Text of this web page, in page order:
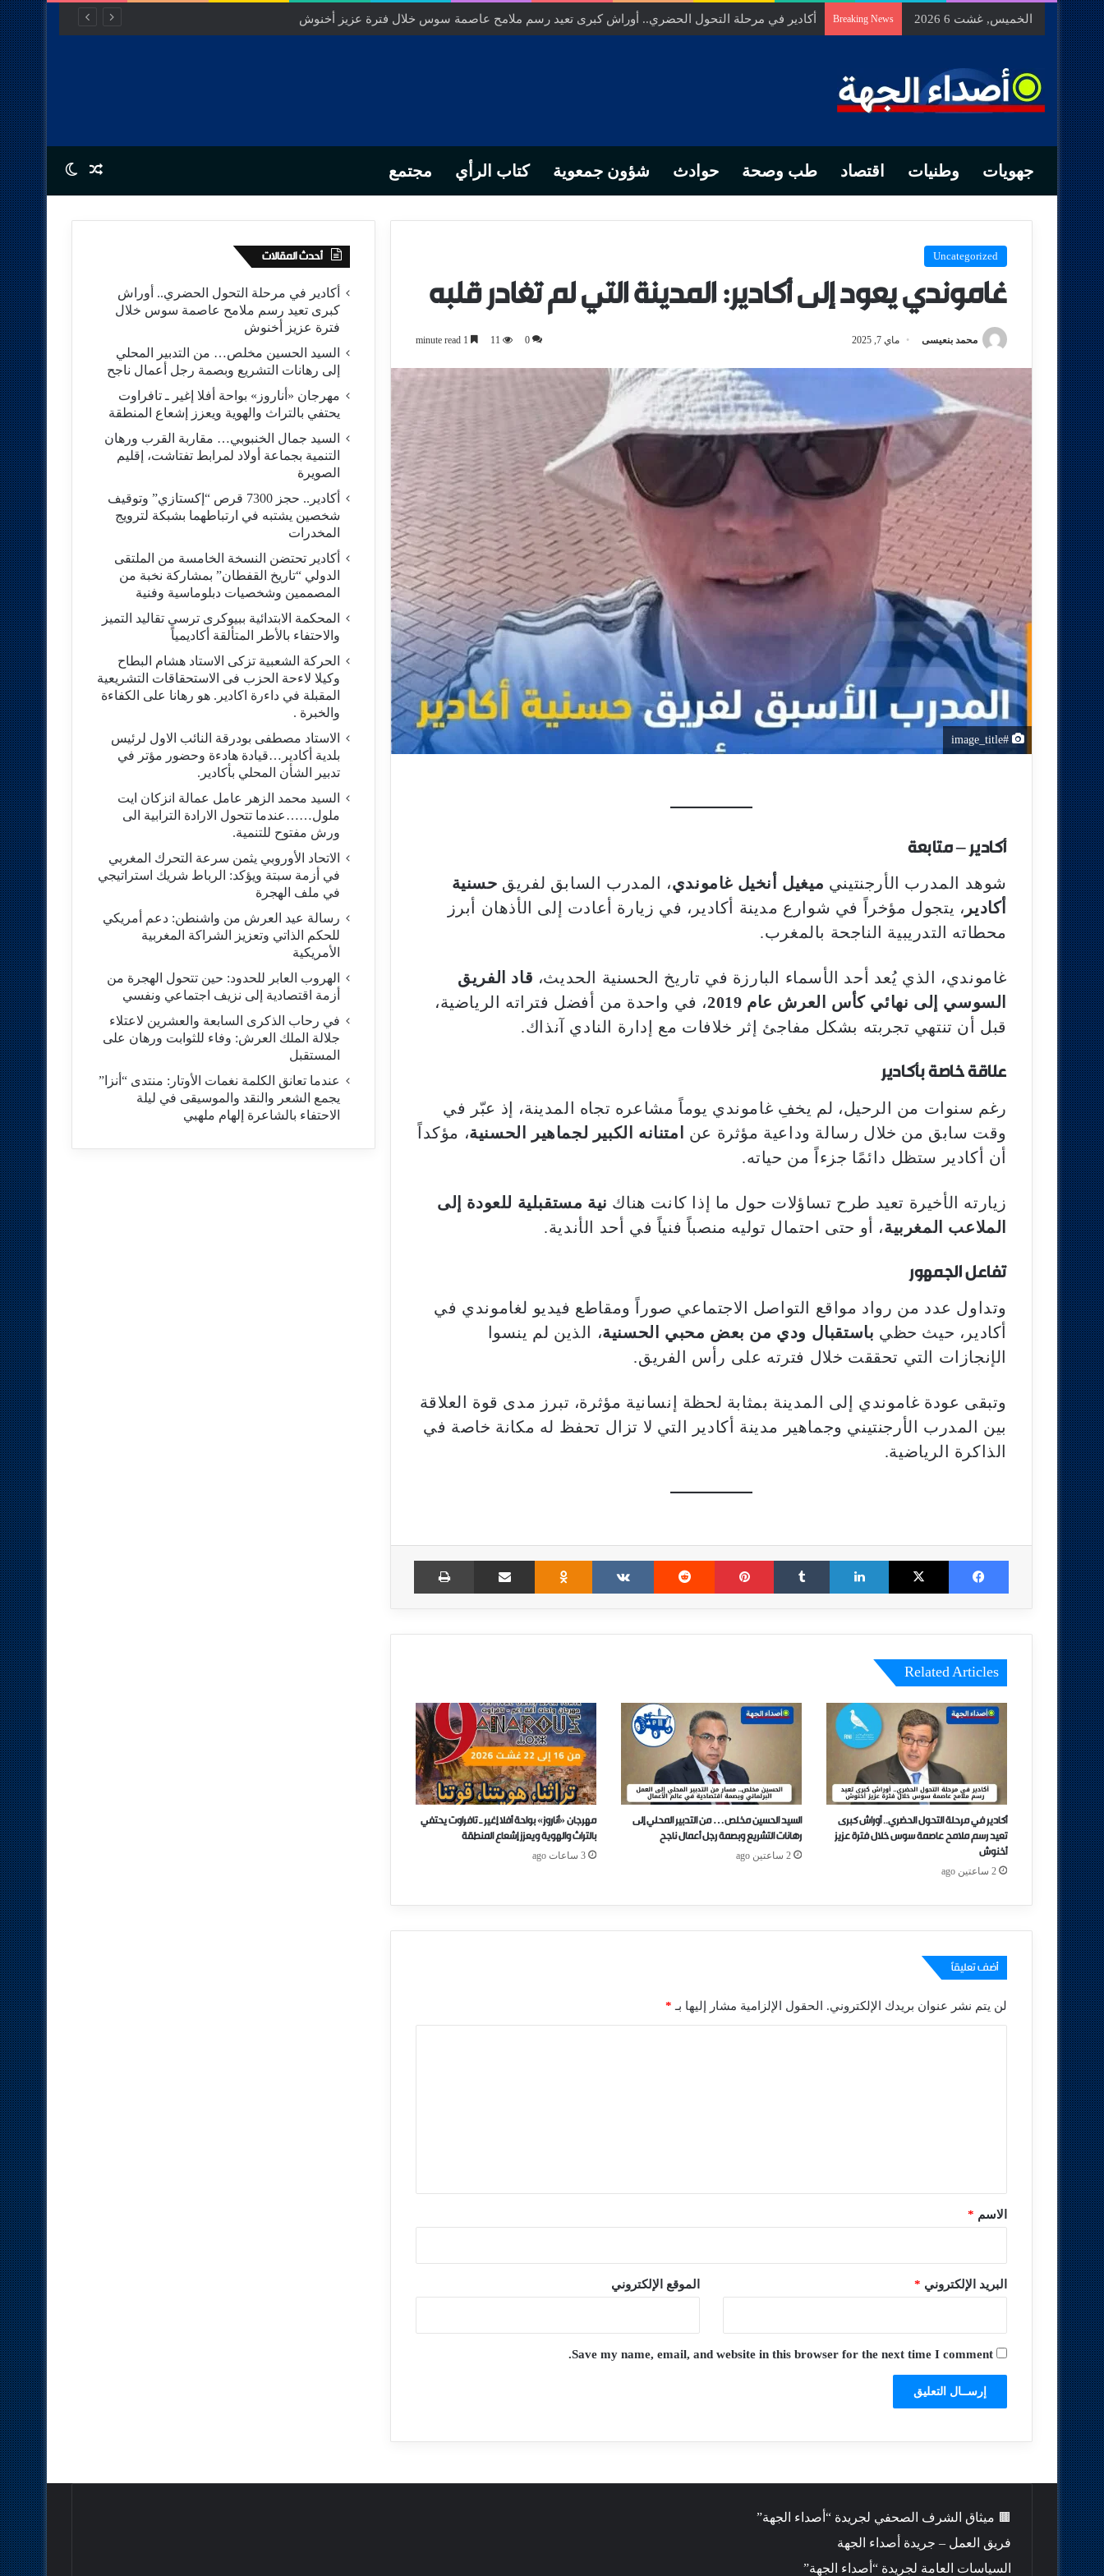
الخميس, غشت 6 2026 Breaking News السيد الحسين مخلص… من التدبير المحلي إلى رهانات التشريع وبصمة رجل أعمال ناجح
جهويات وطنيات اقتصاد طب وصحة حوادث شؤون جمعوية كتاب الرأي مجتمع Random Article
Switch skin
Uncategorized
غاموندي يعود إلى أكادير: المدينة التي لم تغادر قلبه
محمد بنعيسى ماي 7, 2025 0
11
#image_title
أكادير – متابعة
شوهد المدرب الأرجنتيني ميغيل أنخيل غاموندي، المدرب السابق لفريق حسنية
أكادير ، يتجول مؤخراً في شوارع مدينة أكادير، في زيارة أعادت إلى الأذهان أبرز
محطاته التدريبية الناجحة بالمغرب.
غاموندي، الذي يُعد أحد الأسماء البارزة في تاريخ الحسنية الحديث، قاد الفريق
السوسي إلى نهائي كأس العرش عام 2019
، في واحدة من أفضل فتراته الرياضية،
قبل أن تنتهي تجربته بشكل مفاجئ إثر خلافات مع إدارة النادي آنذاك.
علاقة خاصة بأكادير
رغم سنوات من الرحيل، لم يخفِ غاموندي يوماً مشاعره تجاه المدينة، إذ عبّر في
وقت سابق من خلال رسالة وداعية مؤثرة عن
امتنانه الكبير لجماهير الحسنية، مؤكداً
أن أكادير ستظل دائمًا جزءاً من حياته.
زيارته الأخيرة تعيد طرح تساؤلات حول ما إذا كانت هناك نية مستقبلية للعودة إلى
الملاعب المغربية، أو حتى احتمال توليه منصباً فنياً في أحد الأندية.
تفاعل الجمهور
وتداول عدد من رواد مواقع التواصل الاجتماعي صوراً ومقاطع فيديو لغاموندي في
أكادير، حيث حظي باستقبال ودي من بعض محبي الحسنية، الذين لم ينسوا
الإنجازات التي تحققت خلال فترته على رأس الفريق.
وتبقى عودة غاموندي إلى المدينة بمثابة لحظة إنسانية مؤثرة، تبرز مدى قوة العلاقة
بين المدرب الأرجنتيني وجماهير مدينة أكادير التي لا تزال تحفظ له مكانة خاصة في
الذاكرة الرياضية.
Facebook
X
LinkedIn
Tumblr
Pinterest
Reddit
VKontakte
Odnoklassniki
Share via Email
Print
Related Articles
أكادير في مرحلة التحول الحضري.. أوراش كبرى
تعيد رسم ملامح عاصمة سوس خلال فترة عزيز
أخنوش
2 ساعتين ago
السيد الحسين مخلص… من التدبير المحلي إلى
رهانات التشريع وبصمة رجل أعمال ناجح
2 ساعتين ago
مهرجان «أناروز» بواحة أفلا إغير ـ تافراوت يحتفي
بالتراث والهوية ويعزز إشعاع المنطقة
3 ساعات ago
أضف تعليقاً
لن يتم نشر عنوان بريدك الإلكتروني. الحقول الإلزامية مشار إليها بـ *
*الاسم *
البريد الإلكتروني * الموقع الإلكتروني
Save my name, email, and website in this browser for the next time I comment.
أحدث المقالات
أكادير في مرحلة التحول الحضري.. أوراش
كبرى تعيد رسم ملامح عاصمة سوس خلال
فترة عزيز أخنوش
السيد الحسين مخلص… من التدبير المحلي
إلى رهانات التشريع وبصمة رجل أعمال ناجح
مهرجان «أناروز» بواحة أفلا إغير ـ تافراوت
يحتفي بالتراث والهوية ويعزز إشعاع المنطقة
السيد جمال الخنبوبي… مقاربة القرب ورهان
التنمية بجماعة أولاد لمرابط تفتاشت، إقليم
الصويرة
أكادير.. حجز 7300 قرص “إكستازي” وتوقيف
شخصين يشتبه في ارتباطهما بشبكة لترويج
المخدرات
أكادير تحتضن النسخة الخامسة من الملتقى
الدولي “تاريخ القفطان” بمشاركة نخبة من
المصممين وشخصيات دبلوماسية وفنية
المحكمة الابتدائية ببيوكرى ترسي تقاليد التميز
والاحتفاء بالأطر المتألقة أكاديمياً
الحركة الشعبية تزكى الاستاد هشام البطاح
وكيلا لاءحة الحزب فى الاستحقاقات التشريعية
المقبلة في داءرة اكادير. هو رهانا على الكفاءة
والخبرة .
الاستاد مصطفى بودرقة النائب الاول لرئيس
بلدية أكادير…قيادة هادءة وحضور مؤتر في
تدبير الشأن المحلي بأكادير.
السيد محمد الزهر عامل عمالة انزكان ايت
ملول……عندما تتحول الارادة الترابية الى
ورش مفتوح للتنمية.
الاتحاد الأوروبي يثمن سرعة التحرك المغربي
في أزمة سبتة ويؤكد: الرباط شريك استراتيجي
في ملف الهجرة
رسالة عيد العرش من واشنطن: دعم أمريكي
للحكم الذاتي وتعزيز الشراكة المغربية
الأمريكية
​الهروب العابر للحدود: حين تتحول الهجرة من
أزمة اقتصادية إلى نزيف اجتماعي ونفسي
في رحاب الذكرى السابعة والعشرين لاعتلاء
جلالة الملك العرش: وفاء للثوابت ورهان على
المستقبل
​عندما تعانق الكلمة نغمات الأوتار: منتدى “أنزا”
يجمع الشعر والنقد والموسيقى في ليلة
الاحتفاء بالشاعرة إلهام ملهبي
🟫 ميثاق الشرف الصحفي لجريدة “أصداء الجهة”
فريق العمل – جريدة أصداء الجهة
السياسات العامة لجريدة “أصداء الجهة”